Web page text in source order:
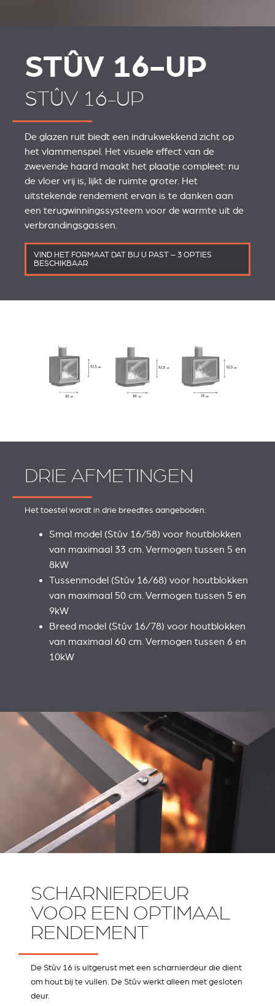
STÛV 16-UP
STÛV 16-UP
De glazen ruit biedt een indrukwekkend zicht op
het vlammenspel. Het visuele effect van de
zwevende haard maakt het plaatje compleet: nu
de vloer vrij is, lijkt de ruimte groter. Het
uitstekende rendement ervan is te danken aan
een terugwinningssysteem voor de warmte uit de
verbrandingsgassen.
VIND HET FORMAAT DAT BIJ U PAST – 3 OPTIES
BESCHIKBAAR
DRIE AFMETINGEN
Het toestel wordt in drie breedtes aangeboden:
Smal model (Stûv 16/58) voor houtblokken
van maximaal 33 cm. Vermogen tussen 5 en
8kW
Tussenmodel (Stûv 16/68) voor houtblokken
van maximaal 50 cm. Vermogen tussen 5 en
9kW
Breed model (Stûv 16/78) voor houtblokken
van maximaal 60 cm. Vermogen tussen 6 en
10kW
SCHARNIERDEUR
VOOR EEN OPTIMAAL
RENDEMENT
De Stûv 16 is uitgerust met een scharnierdeur die dient
om hout bij te vullen. De Stûv werkt alleen met gesloten
deur.